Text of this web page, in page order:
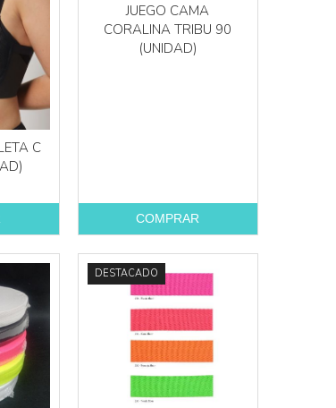
C
JUEGO CAMA
CORALINA TRIBU 90
(UNIDAD)
COMPRAR
DESTACADO
Más info